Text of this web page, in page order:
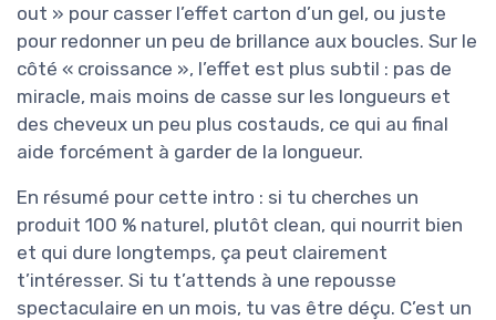
out » pour casser l’effet carton d’un gel, ou juste
pour redonner un peu de brillance aux boucles. Sur le
côté « croissance », l’effet est plus subtil : pas de
miracle, mais moins de casse sur les longueurs et
des cheveux un peu plus costauds, ce qui au final
aide forcément à garder de la longueur.
En résumé pour cette intro : si tu cherches un
produit 100 % naturel, plutôt clean, qui nourrit bien
et qui dure longtemps, ça peut clairement
t’intéresser. Si tu t’attends à une repousse
spectaculaire en un mois, tu vas être déçu. C’est un